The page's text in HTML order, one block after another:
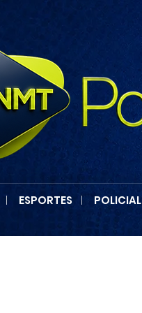
| ESPORTES | POLICIAL